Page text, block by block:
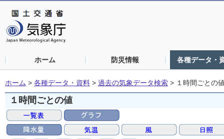
ホーム 防災情報 各種データ・
ホーム > 各種データ・資料 > 過去の気象データ検索 > １時間ごとの
１時間ごとの値